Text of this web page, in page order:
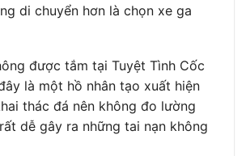
di chuyển hơn là chọn xe ga
được tắm tại Tuyệt Tình Cốc
là một hồ nhân tạo xuất hiện
thác đá nên không đo lường
dễ gây ra những tai nạn không